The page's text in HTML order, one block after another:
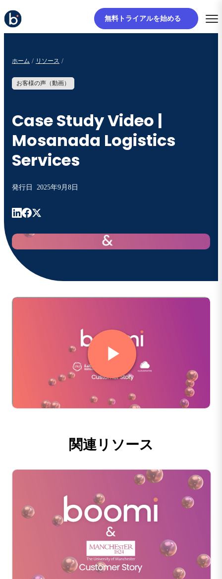
無料トライアルを始める
ホーム リソース
お客様の声（動画）
Case Study Video |
Mosanada Logistics
Services
発行日 2025年9月8日
関連リソース